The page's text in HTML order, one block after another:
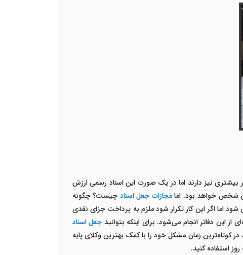
بیشتری نیز دارند اما در یک صورت این اسناد رسمی ارزش
شخص خواهد بود. امامجازات جعل اسناد چیست؟ چگونه
اما اگر این کار تکرار شود ملزم به پرداخت جزای نقدی
این دفاتر انجام می‌شود. برای اینکه بتوانید جعل اسناد
کوتاه‌ترین زمان مشکل خود را با کمک بهترین وکلای پایه
استفاده کنید.